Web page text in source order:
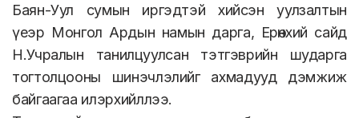
Баян-Уул сумын иргэдтэй хийсэн уулзалтын
үеэр Монгол Ардын намын дарга, Ерөнхий сайд
Н.Учралын танилцуулсан тэтгэврийн шударга
тогтолцооны шинэчлэлийг ахмадууд дэмжиж
байгаагаа илэрхийллээ.